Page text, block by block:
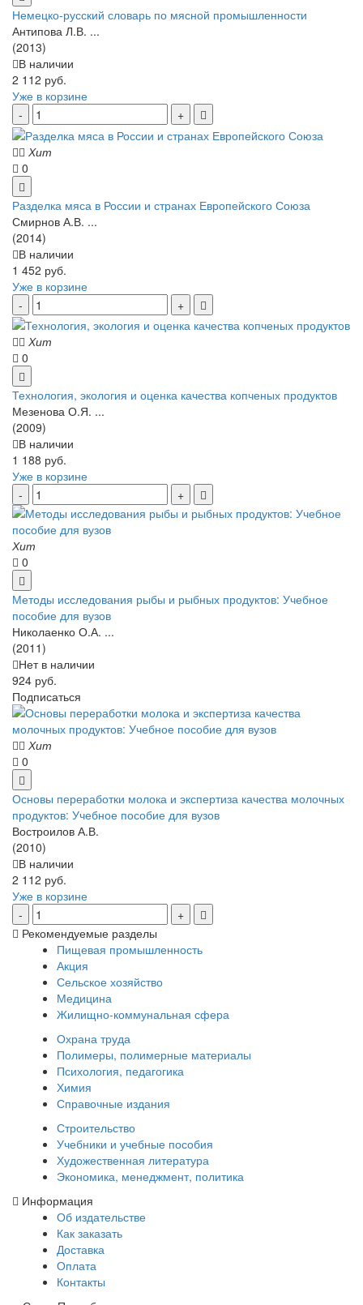
Немецко-русский словарь по мясной промышленности
Антипова Л.В. ...
(2013)
В наличии
2 112 руб.
Уже в корзине
Хит
0
Разделка мяса в России и странах Европейского Союза
Смирнов А.В. ...
(2014)
В наличии
1 452 руб.
Уже в корзине
Хит
0
Технология, экология и оценка качества копченых продуктов
Мезенова О.Я. ...
(2009)
В наличии
1 188 руб.
Уже в корзине
Хит
0
Методы исследования рыбы и рыбных продуктов: Учебное
пособие для вузов
Николаенко О.А. ...
(2011)
Нет в наличии
924 руб.
Подписаться
Хит
0
Основы переработки молока и экспертиза качества молочных
продуктов: Учебное пособие для вузов
Востроилов А.В.
(2010)
В наличии
2 112 руб.
Уже в корзине
Рекомендуемые разделы
Пищевая промышленность
Акция
Сельское хозяйство
Медицина
Жилищно-коммунальная сфера
Охрана труда
Полимеры, полимерные материалы
Психология, педагогика
Химия
Справочные издания
Строительство
Учебники и учебные пособия
Художественная литература
Экономика, менеджмент, политика
Информация
Об издательстве
Как заказать
Доставка
Оплата
Контакты